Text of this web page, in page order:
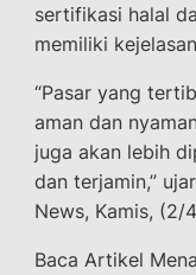
sertifikasi halal
memiliki
“Pasar yang
aman dan
juga akan lebih
dan terjamin,”
News, Kamis, (2/
Baca Artikel